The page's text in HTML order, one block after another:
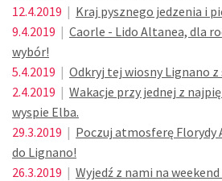
12.4.2019 | Kraj pysznego jedzenia i
9.4.2019 | Caorle - Lido Altanea, dla
wybór!
5.4.2019 | Odkryj tej wiosny Lignano z
2.4.2019 | Wakacje przy jednej z
wyspie Elba.
29.3.2019 | Poczuj atmosferę Florydy
do Lignano!
26.3.2019 | Wyjedź z nami na weekend